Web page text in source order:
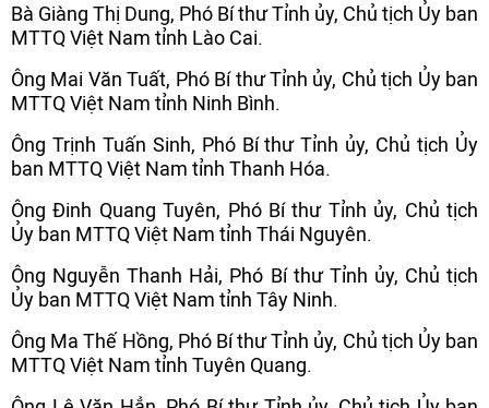
Bà Giàng Thị Dung, Phó Bí thư Tỉnh ủy, Chủ tịch Ủy ban
MTTQ Việt Nam tỉnh Lào Cai.
Ông Mai Văn Tuất, Phó Bí thư Tỉnh ủy, Chủ tịch Ủy ban
MTTQ Việt Nam tỉnh Ninh Bình.
Ông Trịnh Tuấn Sinh, Phó Bí thư Tỉnh ủy, Chủ tịch Ủy
ban MTTQ Việt Nam tỉnh Thanh Hóa.
Ông Đinh Quang Tuyên, Phó Bí thư Tỉnh ủy, Chủ tịch
Ủy ban MTTQ Việt Nam tỉnh Thái Nguyên.
Ông Nguyễn Thanh Hải, Phó Bí thư Tỉnh ủy, Chủ tịch
Ủy ban MTTQ Việt Nam tỉnh Tây Ninh.
Ông Ma Thế Hồng, Phó Bí thư Tỉnh ủy, Chủ tịch Ủy ban
MTTQ Việt Nam tỉnh Tuyên Quang.